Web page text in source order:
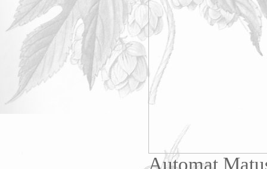
Automat